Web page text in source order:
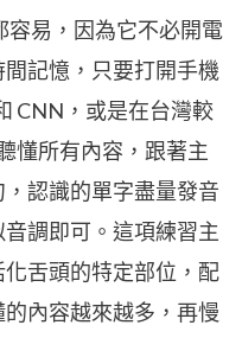
容易，因為它不必開電
記憶，只要打開手機
CNN，或是在台灣較
懂所有內容，跟著主
認識的單字盡量發音
調即可。這項練習主
舌頭的特定部位，配
內容越來越多，再慢